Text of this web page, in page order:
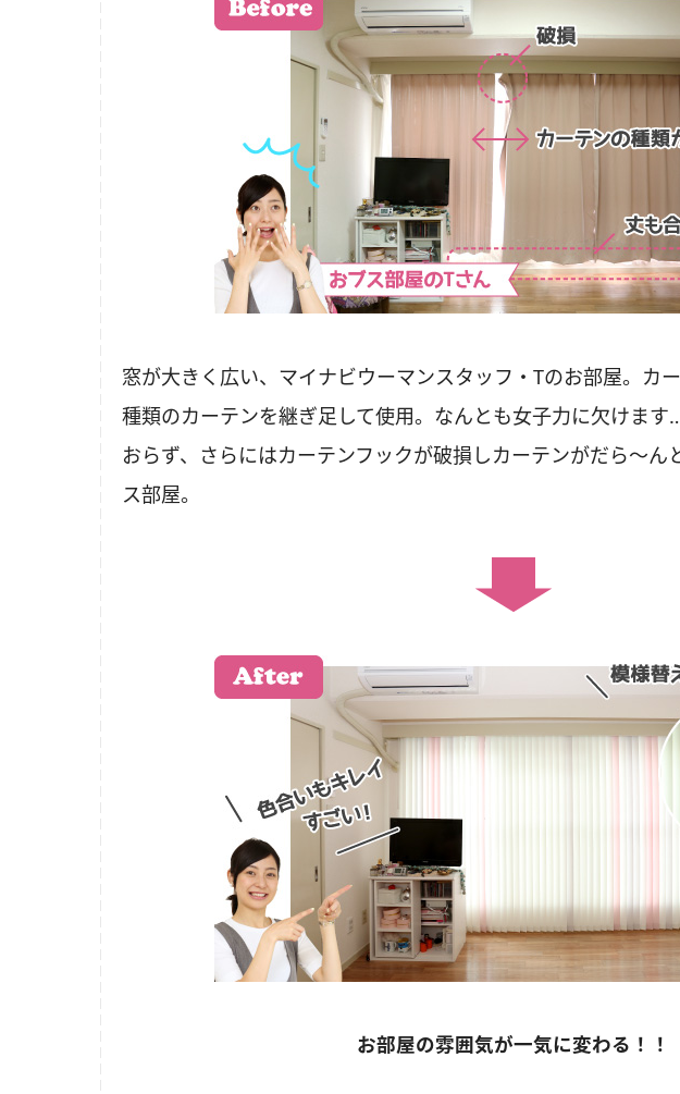
窓が大きく広い、マイナビウーマンスタッフ・Tのお部屋。カ
種類のカーテンを継ぎ足して使用。なんとも女子力に欠けます
おらず、さらにはカーテンフックが破損しカーテンがだら～ん
ス部屋。
お部屋の雰囲気が一気に変わる！！